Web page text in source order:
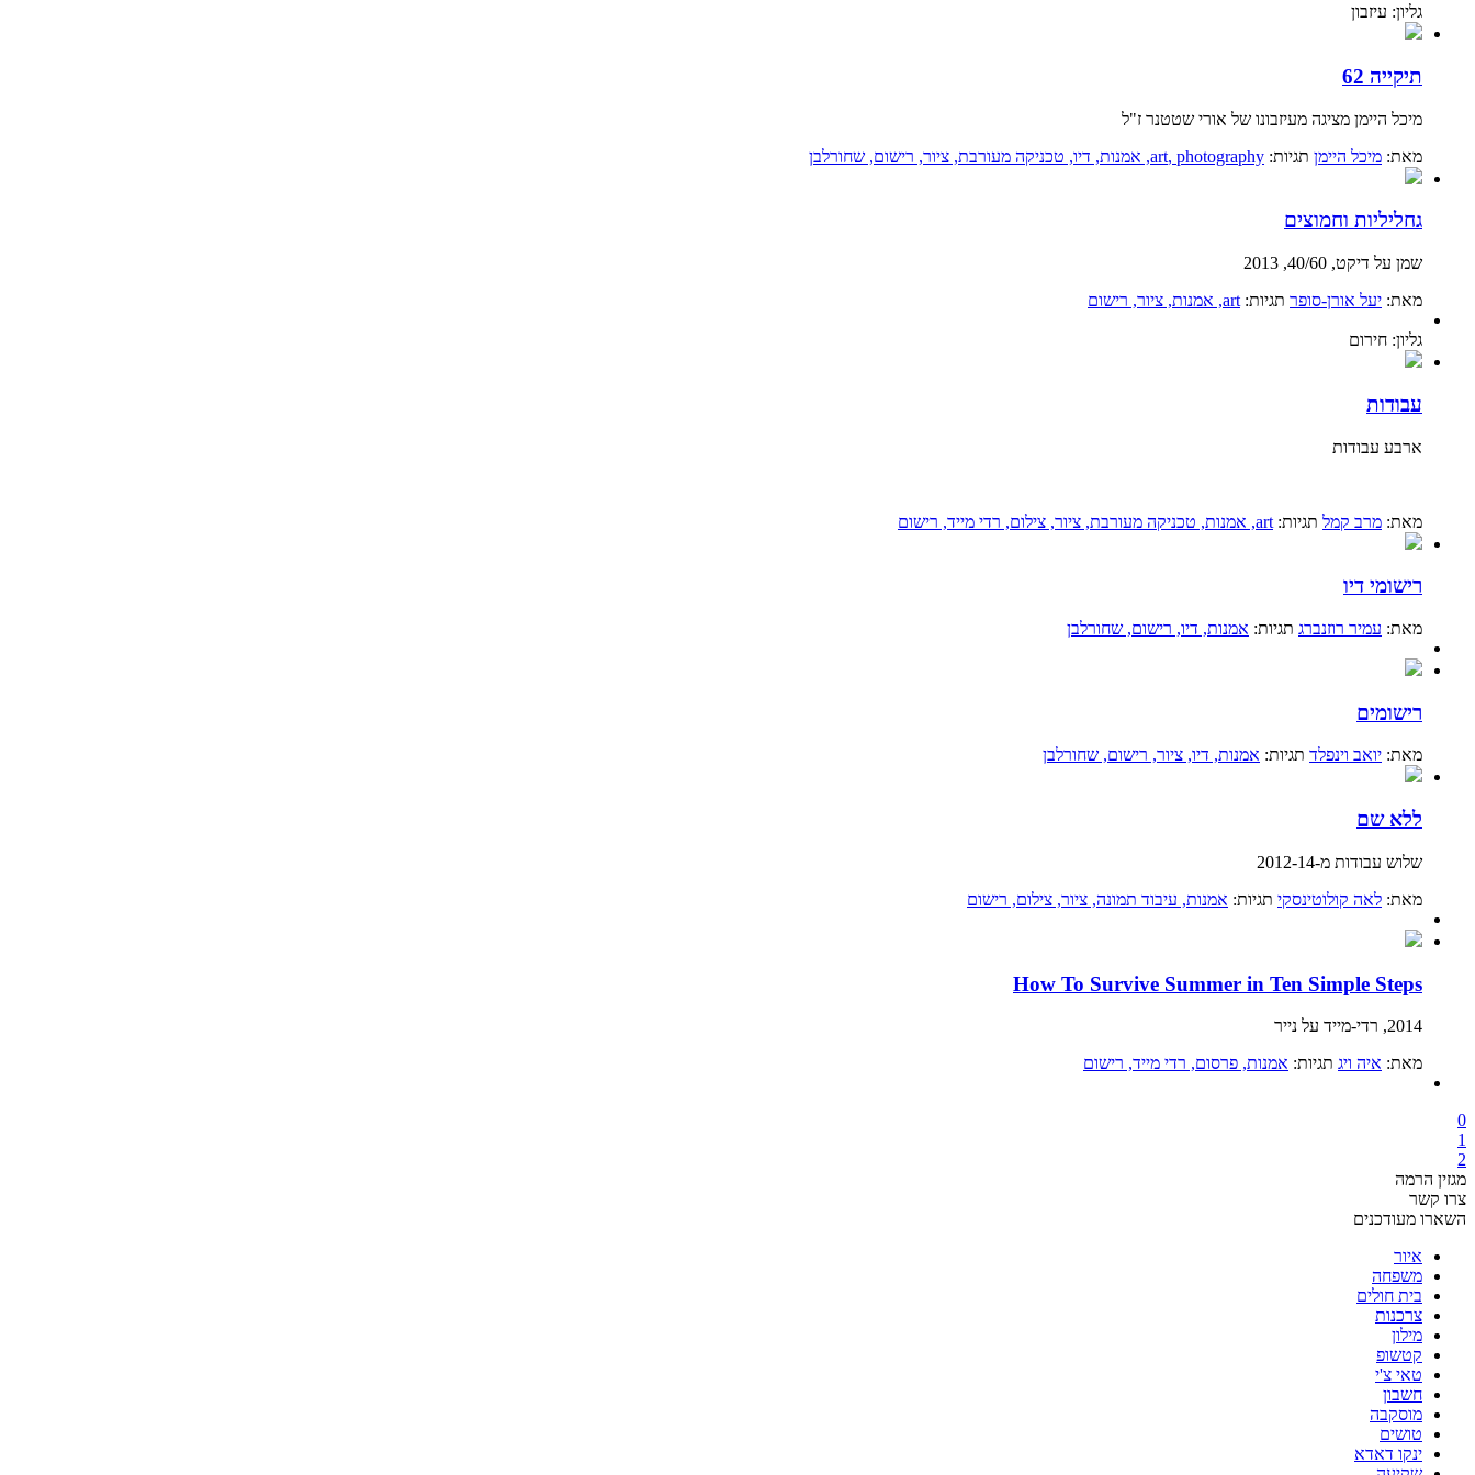
גליון: עיזבון
תיקייה 62
מיכל היימן מציגה מעיזבונו של אורי שטטנר ז"ל
מאת: מיכל היימן תגיות: art, photography , אמנות, דיו, טכניקה מעורבת, ציור, רישום, שחורלבן
גחליליות וחמוצים
שמן על דיקט, 40/60, 2013
מאת: יעל אורן-סופר תגיות: art, אמנות, ציור, רישום
גליון: חירום
עבודות
ארבע עבודות
מאת: מרב קמל תגיות: art, אמנות, טכניקה מעורבת, ציור, צילום, רדי מייד, רישום
רישומי דיו
מאת: עמיר רוזנברג תגיות: אמנות, דיו, רישום, שחורלבן
רישומים
מאת: יואב וינפלד תגיות: אמנות, דיו, ציור, רישום, שחורלבן
ללא שם
שלוש עבודות מ-2012-14
מאת: לאה קולוטינסקי תגיות: אמנות, עיבוד תמונה, ציור, צילום, רישום
How To Survive Summer in Ten Simple Steps
2014, רדי-מייד על נייר
מאת: איה ויג תגיות: אמנות, פרסום, רדי מייד, רישום
0
1
2
מגזין הרמה
צרו קשר
השארו מעודכנים
איור
משפחה
בית חולים
צרכנות
מילון
קטשופ
טאי צ'י
חשבון
מוסקבה
טושים
ינקו דאדא